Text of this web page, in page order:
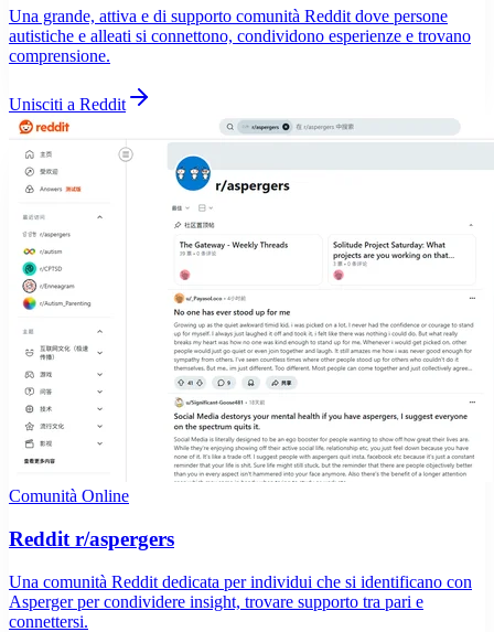
Una grande, attiva e di supporto comunità Reddit dove persone
autistiche e alleati si connettono, condividono esperienze e trovano
comprensione.
Unisciti a Reddit
Comunità Online
Reddit r/aspergers
Una comunità Reddit dedicata per individui che si identificano con
Asperger per condividere insight, trovare supporto tra pari e
connettersi.